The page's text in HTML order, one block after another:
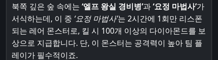
북쪽 깊은 숲 속에는 ‘엘프 왕실 경비병’과‘요정 마법사’가
서식하는데, 이 중 ‘요정 마법사’는 2시간에 1회만 리스폰
되는 레어 몬스터로, 킬 시 100개 이상의 다이아몬드를 보
상으로 지급합니다. 단, 이 몬스터는 공격력이 높아 팀 플
레이가 필수적이죠.